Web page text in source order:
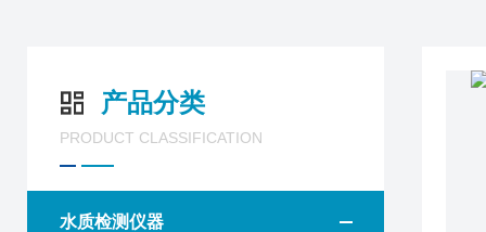
产品分类
PRODUCT CLASSIFICATION
水质检测仪器